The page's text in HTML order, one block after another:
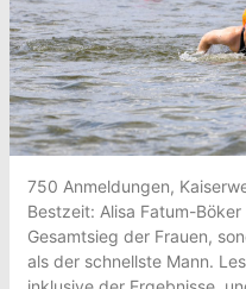
750 Anmeldungen,
Bestzeit: Alisa Fatum-
Gesamtsieg der Frauen,
als der schnellste Mann.